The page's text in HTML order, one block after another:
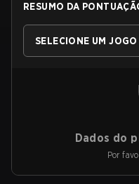
RESUMO DA
SELECIONE UM JOGO
Dados do
Por